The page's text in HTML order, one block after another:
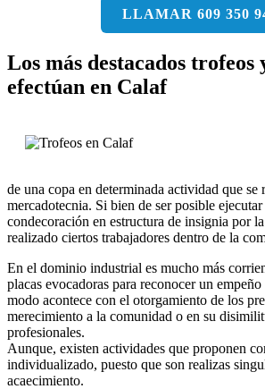
LLAMAR 609 350
Los más destacados trofeos
efectúan en Calaf
de una copa en determinada actividad que se
mercadotecnia. Si bien de ser posible
condecoración en estructura de insignia por
realizado ciertos trabajadores dentro de la
En el dominio industrial es mucho más
placas evocadoras para reconocer un
modo acontece con el otorgamiento de los
merecimiento a la comunidad o en su
profesionales.
Aunque, existen actividades que proponen
individualizado, puesto que son realizas
acaecimiento.